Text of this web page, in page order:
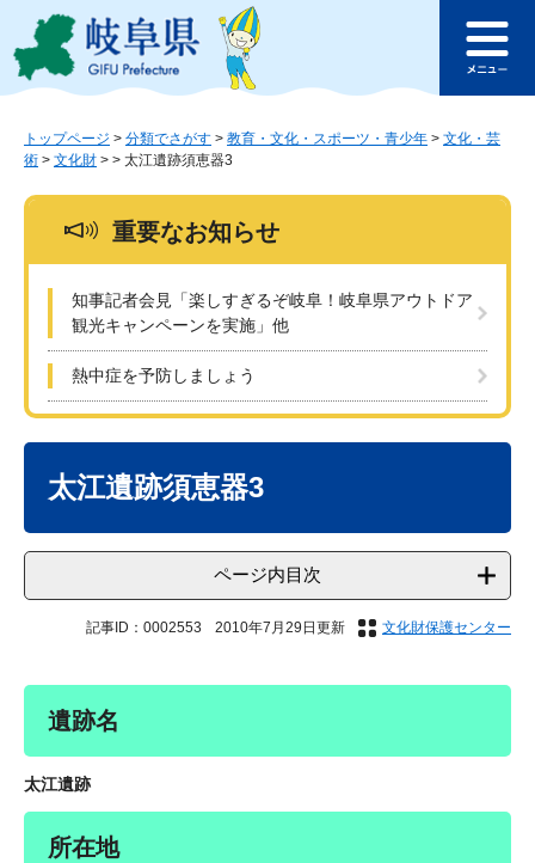
ジ
ュ
このページの本文へ
ュ
トップページ > 分類でさがす > 教育・文化・スポーツ・青少年 > 文化・芸
術 > 文化財 > > 太江遺跡須恵器3
重要なお知らせ
知事記者会見「楽しすぎるぞ岐阜！岐阜県アウトドア
観光キャンペーンを実施」他
熱中症を予防しましょう
太江遺跡須恵器3
ページ内目次
記事ID：0002553 2010年7月29日更新 文化財保護センター
遺跡名
太江遺跡
所在地